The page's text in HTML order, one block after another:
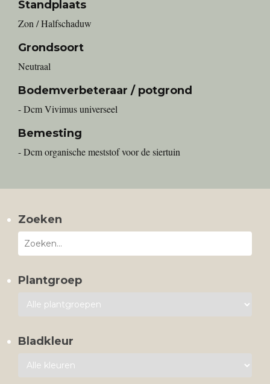
Standplaats
Zon / Halfschaduw
Grondsoort
Neutraal
Bodemverbeteraar / potgrond
- Dcm Vivimus universeel
Bemesting
- Dcm organische meststof voor de siertuin
Zoeken
Plantgroep
Bladkleur